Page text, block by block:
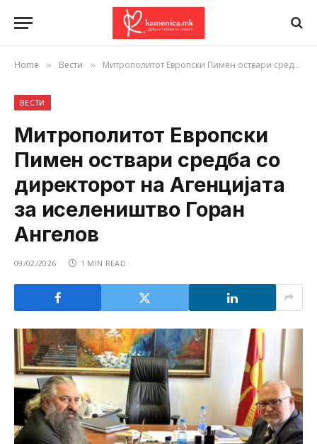
Home » Вести » Митрополитот Европски Пимен оствари средба со директорот на Агенцијата за иселеништво Горан Ангелов
ВЕСТИ
Митрополитот Европски
Пимен оствари средба со
директорот на Агенцијата
за иселеништво Горан
Ангелов
09/02/2026 1 MIN READ